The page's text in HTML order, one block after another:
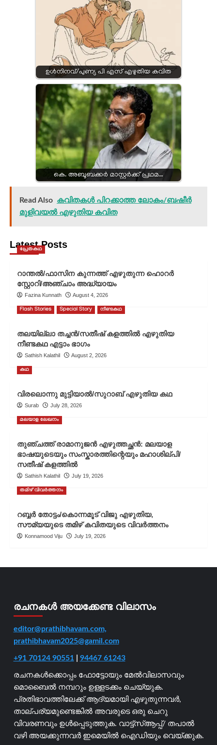
ഉൾനിനവ്/പുണ്യ പി എസ് എഴുതിയ കവിത
കെ. അബൂബക്കർ മാസ്റ്റർക്ക് പ്രഥമ…
Read Also കവിതകൾ പിറക്കാത്ത ലോകം/ബഷീർ
മുളിവയൽ എഴുതിയ കവിത
Latest Posts
പ്രേതകഥ
റാന്തൽ/ഫാസിന കുന്നത്ത് എഴുതുന്ന ഹൊറർ
സ്റ്റോറി/അഞ്ചാം അദ്ധ്യായം
Fazina Kunnath August 4, 2026
Flash Stories Special Story നീണ്ടകഥ
തലയില്ലാ തച്ചൻ/സതീഷ് കളത്തിൽ എഴുതിയ
നീണ്ടകഥ എട്ടാം ഭാഗം
Sathish Kalathil August 2, 2026
കഥ
വിരലൊന്നു മുട്ടിയാൽ/സുറാബ് എഴുതിയ കഥ
Surab July 28, 2026
മലയാള ലേഖനം
തുഞ്ചത്ത് രാമാനുജൻ എഴുത്തച്ഛൻ: മലയാള
ഭാഷയുടെയും സംസ്കാരത്തിന്റെയും മഹാശില്പി/
സതീഷ് കളത്തിൽ
Sathish Kalathil July 19, 2026
തമിഴ് വിവർത്തനം
റബ്ബർ തോട്ടം/കൊന്നമൂട് വിജു എഴുതിയ,
സൗമ്യയുടെ തമിഴ് കവിതയുടെ വിവർത്തനം
Konnamood Viju July 19, 2026
രചനകൾ അയക്കേണ്ട വിലാസം
editor@prathibhavam.com,
prathibhavam2025@gamil.com
+91 70124 90551| 94467 61243
രചനകൾക്കൊപ്പം ഫോട്ടോയും മേൽവിലാസവും
മൊബൈൽ നമ്പറും ഉള്ളടക്കം ചെയ്യുക.
പ്രതിഭാവത്തിലേക്ക് ആദ്യമായി എഴുതുന്നവർ,
താല്പര്യമുണ്ടെങ്കിൽ അവരുടെ ഒരു ചെറു
വിവരണവും ഉൾപ്പെടുത്തുക. വാട്ട്സ്ആപ്പ്/ തപാൽ
വഴി അയക്കുന്നവർ ഇമെയിൽ ഐഡിയും വെയ്ക്കുക.